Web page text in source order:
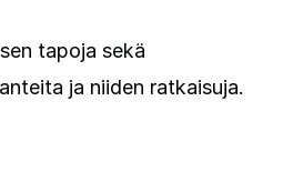
tapoja sekä
ja niiden ratkaisuja.